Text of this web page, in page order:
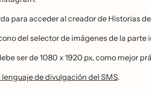
para acceder al creador de Historias
del selector de imágenes de la
ser de 1080 x 1920 px, como mejor
lenguaje de divulgación del SMS.